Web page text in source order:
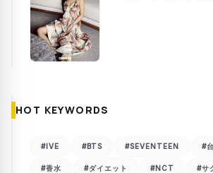
HOT KEYWORDS
#IVE #BTS #SEVENTEEN #
#香水 #ダイエット #NCT #サ